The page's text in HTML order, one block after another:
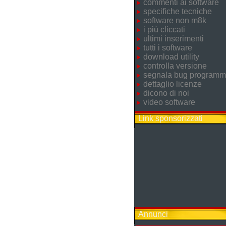
commenti ai software
specifiche tecniche
software non m8k
i più cliccati
ultimi inserimenti
tutti i software
download utility
controlla versione
segnala bug
dettaglio licenze
dicono di noi
video software
Link sponsorizzati
Annunci